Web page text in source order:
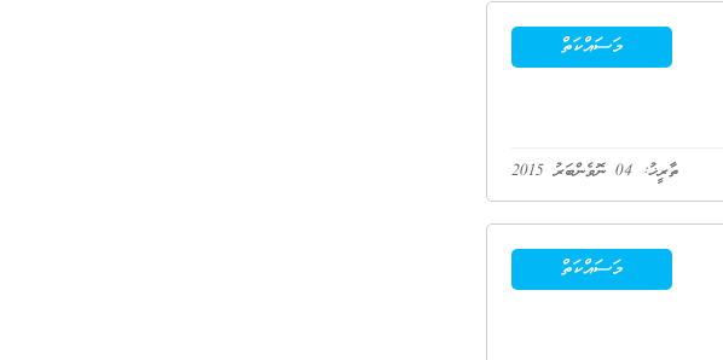
މަސައްކަތް
ތާރީޚު: 04 ނޮވެންބަރު 2015
މަސައްކަތް